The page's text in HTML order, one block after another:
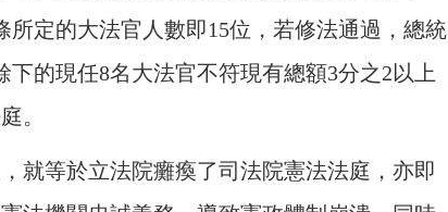
所定的大法官人數即15位，若修法通過，總統
的現任8名大法官不符現有總額3分之2以上
。
就等於立法院癱瘓了司法院憲法法庭，亦即